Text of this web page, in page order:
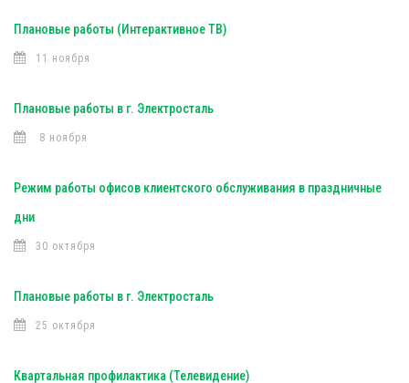
Плановые работы (Интерактивное ТВ)
11 ноября
Плановые работы в г. Электросталь
8 ноября
Режим работы офисов клиентского обслуживания в праздничные
дни
30 октября
Плановые работы в г. Электросталь
25 октября
Квартальная профилактика (Телевидение)